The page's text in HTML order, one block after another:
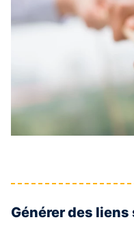
Générer des